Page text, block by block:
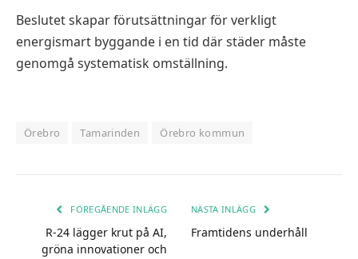
Beslutet skapar förutsättningar för verkligt
energismart byggande i en tid där städer måste
genomgå systematisk omställning.
Örebro Tamarinden Örebro kommun
FÖREGÅENDE INLÄGG
R-24 lägger krut på AI,
gröna innovationer och
NÄSTA INLÄGG
Framtidens underhåll